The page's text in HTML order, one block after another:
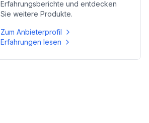
Erfahrungsberichte und entdecken
Sie weitere Produkte.
Zum Anbieterprofil
Erfahrungen lesen